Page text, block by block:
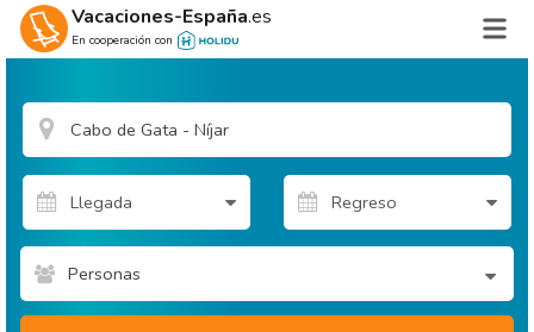
Vacaciones-España.es
En cooperación con
Personas